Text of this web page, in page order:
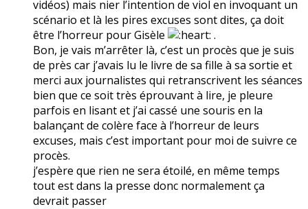
vidéos) mais nier l’intention de viol en invoquant un
scénario et là les pires excuses sont dites, ça doit
être l’horreur pour Gisèle
.
Bon, je vais m’arrêter là, c’est un procès que je suis
de près car j’avais lu le livre de sa fille à sa sortie et
merci aux journalistes qui retranscrivent les séances
bien que ce soit très éprouvant à lire, je pleure
parfois en lisant et j’ai cassé une souris en la
balançant de colère face à l’horreur de leurs
excuses, mais c’est important pour moi de suivre ce
procès.
j’espère que rien ne sera étoilé, en même temps
tout est dans la presse donc normalement ça
devrait passer